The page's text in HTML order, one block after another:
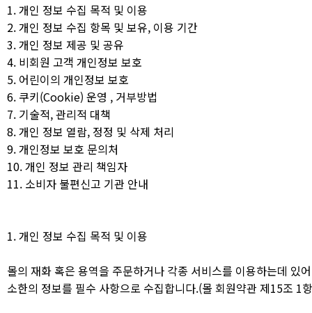
1. 개인 정보 수집 목적 및 이용
2. 개인 정보 수집 항목 및 보유, 이용 기간
3. 개인 정보 제공 및 공유
4. 비회원 고객 개인정보 보호
5. 어린이의 개인정보 보호
6. 쿠키(Cookie) 운영 , 거부방법
7. 기술적, 관리적 대책
8. 개인 정보 열람, 정정 및 삭제 처리
9. 개인정보 보호 문의처
10. 개인 정보 관리 책임자
11. 소비자 불편신고 기관 안내
1. 개인 정보 수집 목적 및 이용
몰의 재화 혹은 용역을 주문하거나 각종 서비스를 이용하는데 있
소한의 정보를 필수 사항으로 수집합니다.(몰 회원약관 제15조 1